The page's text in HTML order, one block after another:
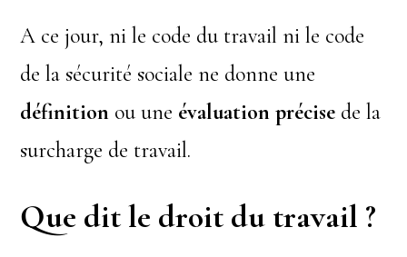
A ce jour, ni le code du travail ni le code
de la sécurité sociale ne donne une
définition ou une évaluation précise de la
surcharge de travail.
Que dit le droit du travail ?